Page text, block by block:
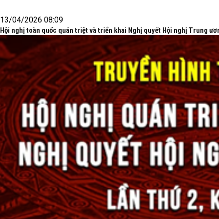
13/04/2026 08:09
Hội nghị toàn quốc quán triệt và triển khai Nghị quyết Hội nghị Trung